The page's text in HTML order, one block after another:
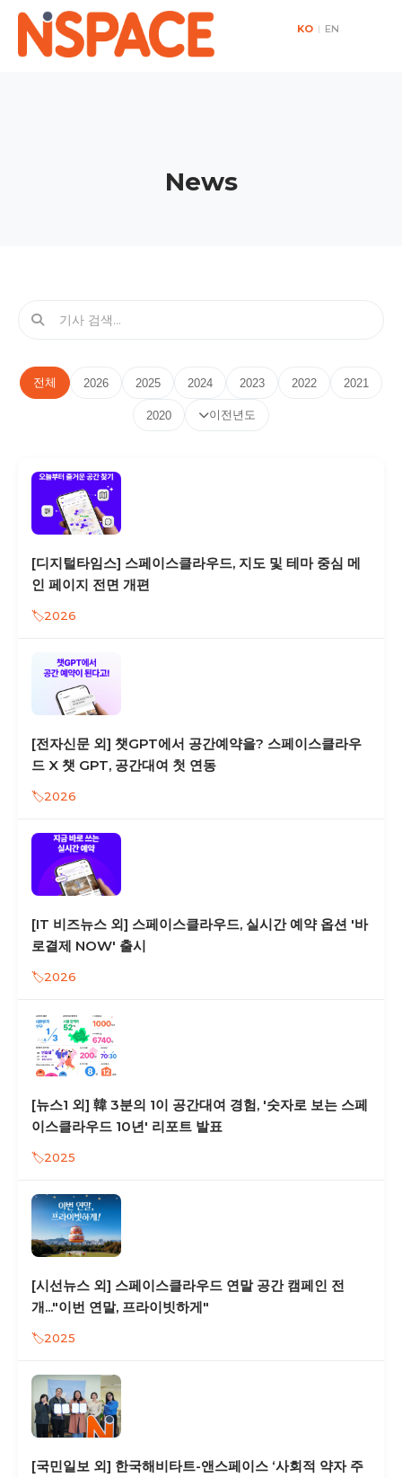
KO | EN
News
전체 2026 2025 2024 2023 2022 2021
2020 이전년도
[디지털타임스] 스페이스클라우드, 지도 및 테마 중심 메
인 페이지 전면 개편
2026
[전자신문 외] 챗GPT에서 공간예약을? 스페이스클라우
드 X 챗 GPT, 공간대여 첫 연동
2026
[IT 비즈뉴스 외] 스페이스클라우드, 실시간 예약 옵션 '바
로결제 NOW' 출시
2026
[뉴스1 외] 韓 3분의 1이 공간대여 경험, '숫자로 보는 스페
이스클라우드 10년' 리포트 발표
2025
[시선뉴스 외] 스페이스클라우드 연말 공간 캠페인 전
개..."이번 연말, 프라이빗하게"
2025
[국민일보 외] 한국해비타트-앤스페이스 ‘사회적 약자 주